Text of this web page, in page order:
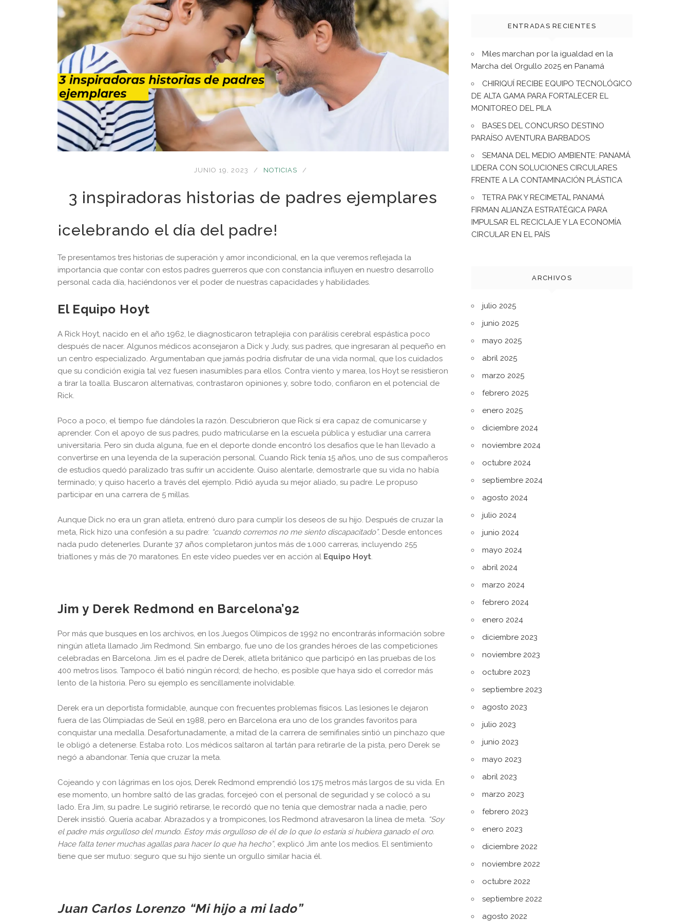
JUNIO 19, 2023 NOTICIAS
3 inspiradoras historias de padres ejemplares
¡celebrando el día del padre!
Te presentamos tres historias de superación y amor incondicional, en la que veremos reflejada la
importancia que contar con estos padres guerreros que con constancia influyen en nuestro desarrollo
personal cada día, haciéndonos ver el poder de nuestras capacidades y habilidades.
El Equipo Hoyt
A Rick Hoyt, nacido en el año 1962, le diagnosticaron tetraplejia con parálisis cerebral espástica poco
después de nacer. Algunos médicos aconsejaron a Dick y Judy, sus padres, que ingresaran al pequeño en
un centro especializado. Argumentaban que jamás podría disfrutar de una vida normal, que los cuidados
que su condición exigía tal vez fuesen inasumibles para ellos. Contra viento y marea, los Hoyt se resistieron
a tirar la toalla. Buscaron alternativas, contrastaron opiniones y, sobre todo, confiaron en el potencial de
Rick.
Poco a poco, el tiempo fue dándoles la razón. Descubrieron que Rick sí era capaz de comunicarse y
aprender. Con el apoyo de sus padres, pudo matricularse en la escuela pública y estudiar una carrera
universitaria. Pero sin duda alguna, fue en el deporte donde encontró los desafíos que le han llevado a
convertirse en una leyenda de la superación personal. Cuando Rick tenía 15 años, uno de sus compañeros
de estudios quedó paralizado tras sufrir un accidente. Quiso alentarle, demostrarle que su vida no había
terminado; y quiso hacerlo a través del ejemplo. Pidió ayuda su mejor aliado, su padre. Le propuso
participar en una carrera de 5 millas.
Aunque Dick no era un gran atleta, entrenó duro para cumplir los deseos de su hijo. Después de cruzar la
meta, Rick hizo una confesión a su padre: “cuando corremos no me siento discapacitado”. Desde entonces
nada pudo detenerles. Durante 37 años completaron juntos más de 1.000 carreras, incluyendo 255
triatlones y más de 70 maratones. En este vídeo puedes ver en acción al Equipo Hoyt.
Jim y Derek Redmond en Barcelona’92
Por más que busques en los archivos, en los Juegos Olímpicos de 1992 no encontrarás información sobre
ningún atleta llamado Jim Redmond. Sin embargo, fue uno de los grandes héroes de las competiciones
celebradas en Barcelona. Jim es el padre de Derek, atleta británico que participó en las pruebas de los
400 metros lisos. Tampoco él batió ningún récord; de hecho, es posible que haya sido el corredor más
lento de la historia. Pero su ejemplo es sencillamente inolvidable.
Derek era un deportista formidable, aunque con frecuentes problemas físicos. Las lesiones le dejaron
fuera de las Olimpiadas de Seúl en 1988, pero en Barcelona era uno de los grandes favoritos para
conquistar una medalla. Desafortunadamente, a mitad de la carrera de semifinales sintió un pinchazo que
le obligó a detenerse. Estaba roto. Los médicos saltaron al tartán para retirarle de la pista, pero Derek se
negó a abandonar. Tenía que cruzar la meta.
Cojeando y con lágrimas en los ojos, Derek Redmond emprendió los 175 metros más largos de su vida. En
ese momento, un hombre saltó de las gradas, forcejeó con el personal de seguridad y se colocó a su
lado. Era Jim, su padre. Le sugirió retirarse, le recordó que no tenía que demostrar nada a nadie, pero
Derek insistió. Quería acabar. Abrazados y a trompicones, los Redmond atravesaron la línea de meta. “Soy
el padre más orgulloso del mundo. Estoy más orgulloso de él de lo que lo estaría si hubiera ganado el oro.
Hace falta tener muchas agallas para hacer lo que ha hecho”, explicó Jim ante los medios. El sentimiento
tiene que ser mutuo: seguro que su hijo siente un orgullo similar hacia él.
Juan Carlos Lorenzo “Mi hijo a mi lado”
ENTRADAS RECIENTES
Miles marchan por la igualdad en la
Marcha del Orgullo 2025 en Panamá
CHIRIQUÍ RECIBE EQUIPO TECNOLÓGICO
DE ALTA GAMA PARA FORTALECER EL
MONITOREO DEL PILA
BASES DEL CONCURSO DESTINO
PARAÍSO AVENTURA BARBADOS
SEMANA DEL MEDIO AMBIENTE: PANAMÁ
LIDERA CON SOLUCIONES CIRCULARES
FRENTE A LA CONTAMINACIÓN PLÁSTICA
TETRA PAK Y RECIMETAL PANAMÁ
FIRMAN ALIANZA ESTRATÉGICA PARA
IMPULSAR EL RECICLAJE Y LA ECONOMÍA
CIRCULAR EN EL PAÍS
ARCHIVOS
julio 2025
junio 2025
mayo 2025
abril 2025
marzo 2025
febrero 2025
enero 2025
diciembre 2024
noviembre 2024
octubre 2024
septiembre 2024
agosto 2024
julio 2024
junio 2024
mayo 2024
abril 2024
marzo 2024
febrero 2024
enero 2024
diciembre 2023
noviembre 2023
octubre 2023
septiembre 2023
agosto 2023
julio 2023
junio 2023
mayo 2023
abril 2023
marzo 2023
febrero 2023
enero 2023
diciembre 2022
noviembre 2022
octubre 2022
septiembre 2022
agosto 2022